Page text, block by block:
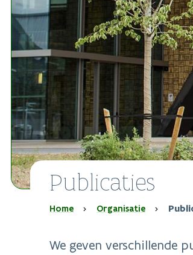
Publicaties
Kruimelpad
Home Organisatie
We geven verschillende